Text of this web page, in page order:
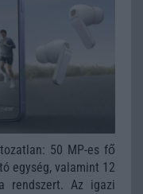
50 MP-es fő
egység, valamint 12
rendszert. Az igazi